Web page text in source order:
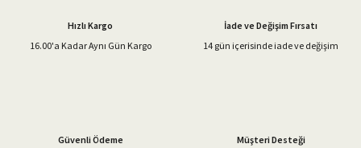
Ürün bilgilerinde hatalar bulunuyor.
Hızlı Kargo
16.00'a Kadar Aynı Gün Kargo
İade ve Değişim Fırsatı
14 gün içerisinde iade ve değişim
Güvenli Ödeme
Müşteri Desteği